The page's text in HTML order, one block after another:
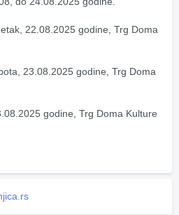
22.08.2025 godine, Trg Doma
23.08.2025 godine, Trg Doma
godine, Trg Doma Kulture